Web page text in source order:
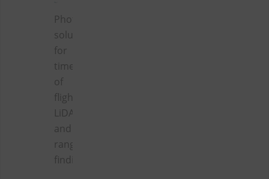
Photonics
solutions
for
time
of
flight
LiDAR
and
range-
finding